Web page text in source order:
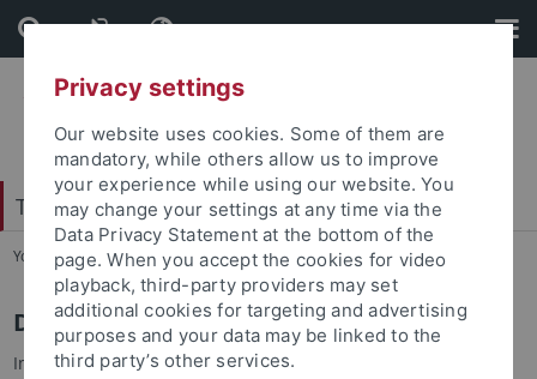
Skip
to
content
Skip
to
footer
Tübingen Center for Digital Education
You are here: Startseite ... Duo-Website
Duo-Website – digital und offen
Im Rahmen des lernen:digital Projekts haben wir das
Privacy settings
Our website uses cookies. Some of them are
mandatory, while others allow us to improve
your experience while using our website. You
may change your settings at any time via the
Data Privacy Statement at the bottom of the
page. When you accept the cookies for video
playback, third-party providers may set
additional cookies for targeting and advertising
purposes and your data may be linked to the
third party’s other services.